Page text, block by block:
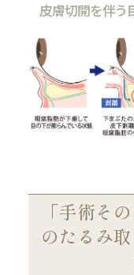
皮膚切開を伴う
「手術そ
のたるみ